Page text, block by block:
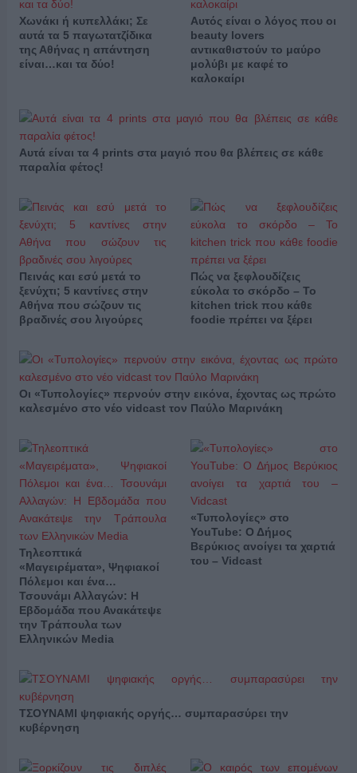
Χωνάκι ή κυπελλάκι; Σε
αυτά τα 5 παγωτατζίδικα
της Αθήνας η απάντηση
είναι…και τα δύο!
Αυτός είναι ο λόγος που οι
beauty lovers
αντικαθιστούν το μαύρο
μολύβι με καφέ το
καλοκαίρι
Αυτά είναι τα 4 prints στα μαγιό που θα βλέπεις σε κάθε
παραλία φέτος!
Πεινάς και εσύ μετά το
ξενύχτι; 5 καντίνες στην
Αθήνα που σώζουν τις
βραδινές σου λιγούρες
Πώς να ξεφλουδίζεις
εύκολα το σκόρδο – Το
kitchen trick που κάθε
foodie πρέπει να ξέρει
Οι «Τυπολογίες» περνούν στην εικόνα, έχοντας ως πρώτο
καλεσμένο στο νέο vidcast τον Παύλο Μαρινάκη
Τηλεοπτικά
«Μαγειρέματα», Ψηφιακοί
Πόλεμοι και ένα…
Τσουνάμι Αλλαγών: Η
Εβδομάδα που Ανακάτεψε
την Τράπουλα των
Ελληνικών Media
«Τυπολογίες» στο
YouTube: Ο Δήμος
Βερύκιος ανοίγει τα χαρτιά
του – Vidcast
ΤΣΟΥΝΑΜΙ ψηφιακής οργής… συμπαρασύρει την
κυβέρνηση